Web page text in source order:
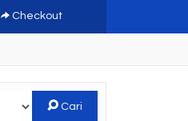
Checkout
Cari